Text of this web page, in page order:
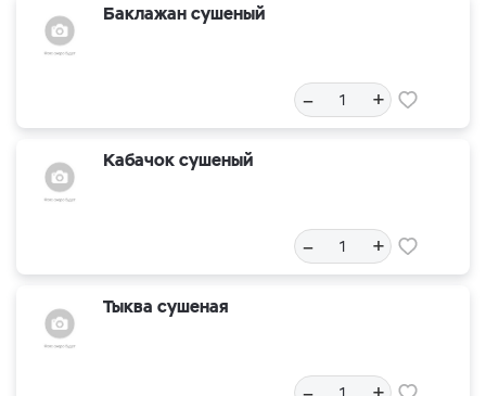
Баклажан сушеный
– +
Кабачок сушеный
– +
Тыква сушеная